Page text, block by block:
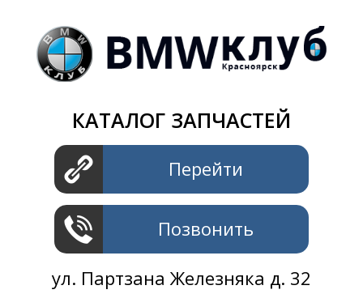
КАТАЛОГ ЗАПЧАСТЕЙ
Перейти
Позвонить
ул. Партзана Железняка д. 32
+7 391 2801414
ул. Шахтеров 61 ст.2
+7 391 2311414
ул. Шахтеров 61 ст.2